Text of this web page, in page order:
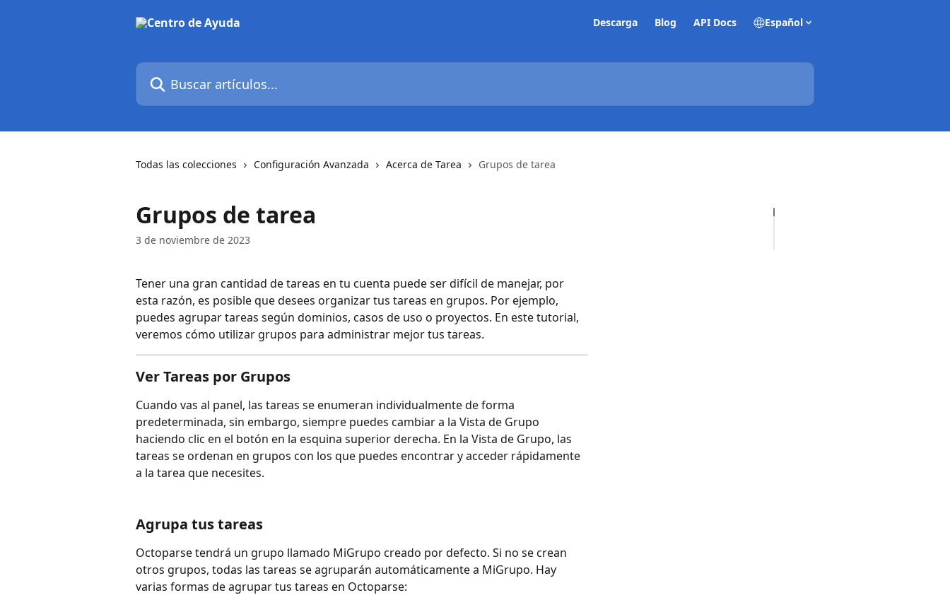
Descarga Blog API Docs Español
Buscar artículos...
Todas las colecciones Configuración Avanzada Acerca de Tarea Grupos de tarea
Grupos de tarea
3 de noviembre de 2023
Tener una gran cantidad de tareas en tu cuenta puede ser difícil de manejar, por
esta razón, es posible que desees organizar tus tareas en grupos. Por ejemplo,
puedes agrupar tareas según dominios, casos de uso o proyectos. En este tutorial,
veremos cómo utilizar grupos para administrar mejor tus tareas.
Ver Tareas por Grupos
Cuando vas al panel, las tareas se enumeran individualmente de forma
predeterminada, sin embargo, siempre puedes cambiar a la Vista de Grupo
haciendo clic en el botón en la esquina superior derecha. En la Vista de Grupo, las
tareas se ordenan en grupos con los que puedes encontrar y acceder rápidamente
a la tarea que necesites.
Agrupa tus tareas
Octoparse tendrá un grupo llamado MiGrupo creado por defecto. Si no se crean
otros grupos, todas las tareas se agruparán automáticamente a MiGrupo. Hay
varias formas de agrupar tus tareas en Octoparse: